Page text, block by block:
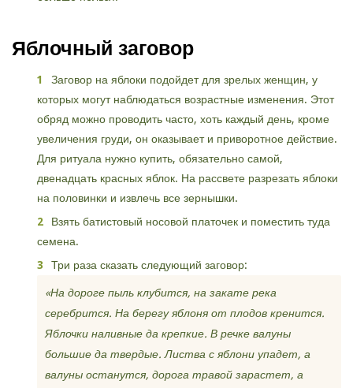
Яблочный заговор
Заговор на яблоки подойдет для зрелых женщин, у
которых могут наблюдаться возрастные изменения. Этот
обряд можно проводить часто, хоть каждый день, кроме
увеличения груди, он оказывает и приворотное действие.
Для ритуала нужно купить, обязательно самой,
двенадцать красных яблок. На рассвете разрезать яблоки
на половинки и извлечь все зернышки.
Взять батистовый носовой платочек и поместить туда
семена.
Три раза сказать следующий заговор:
«На дороге пыль клубится, на закате река
серебрится. На берегу яблоня от плодов кренится.
Яблочки наливные да крепкие. В речке валуны
большие да твердые. Листва с яблони упадет, а
валуны останутся, дорога травой зарастет, а